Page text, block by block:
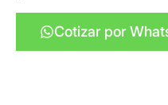
Cotizar por